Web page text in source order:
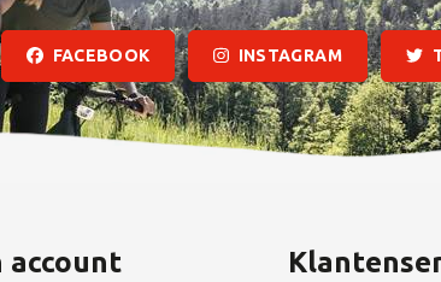
FACEBOOK INSTAGRAM
account